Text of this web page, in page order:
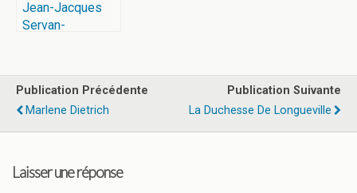
Jean-Jacques
Servan-
Publication Précédente
Marlene Dietrich
Publication Suivante
La Duchesse De Longueville
Laisser une réponse